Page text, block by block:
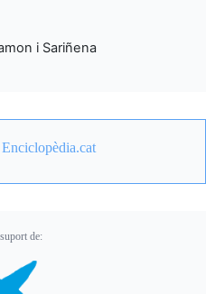
i Sariñena
de: